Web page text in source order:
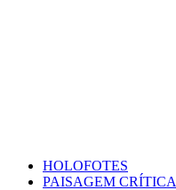
HOLOFOTES
PAISAGEM CRÍTICA